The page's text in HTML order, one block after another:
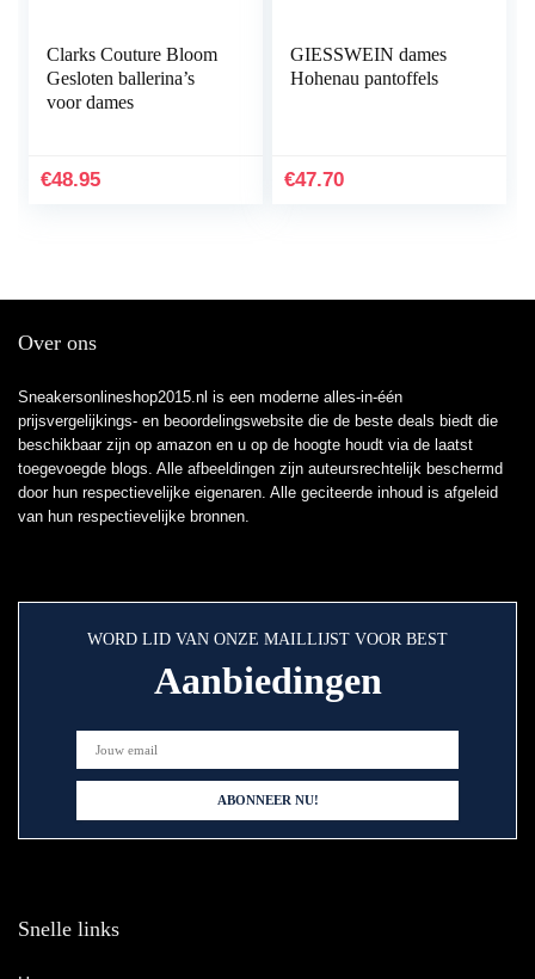
Clarks Couture Bloom
Gesloten ballerina’s
voor dames
€48.95
GIESSWEIN dames
Hohenau pantoffels
€47.70
Over ons
Sneakersonlineshop2015.nl is een moderne alles-in-één
prijsvergelijkings- en beoordelingswebsite die de beste deals biedt die
beschikbaar zijn op amazon en u op de hoogte houdt via de laatst
toegevoegde blogs. Alle afbeeldingen zijn auteursrechtelijk beschermd
door hun respectievelijke eigenaren. Alle geciteerde inhoud is afgeleid
van hun respectievelijke bronnen.
WORD LID VAN ONZE MAILLIJST VOOR BEST
Aanbiedingen
Snelle links